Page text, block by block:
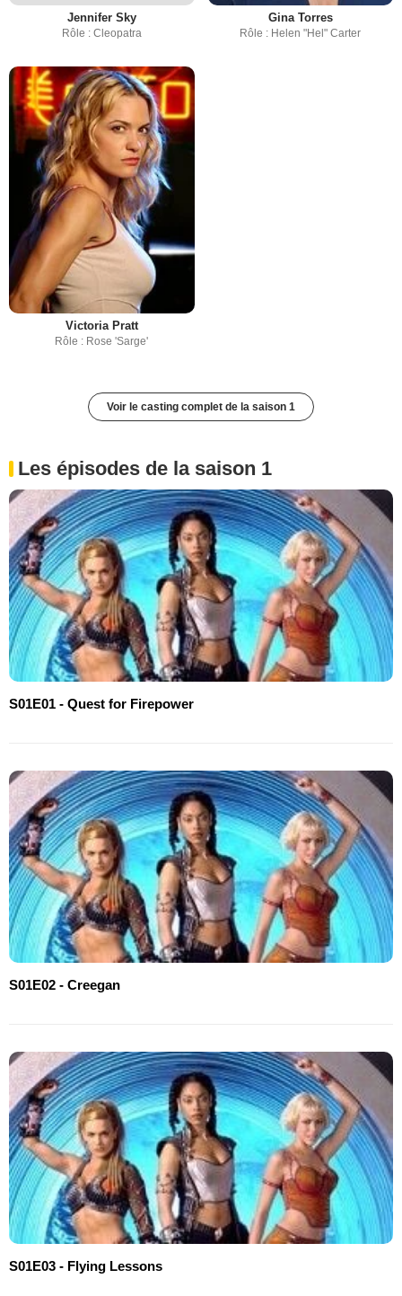
Jennifer Sky
Rôle : Cleopatra
Gina Torres
Rôle : Helen "Hel" Carter
Victoria Pratt
Rôle : Rose 'Sarge'
Voir le casting complet de la saison 1
Les épisodes de la saison 1
S01E01 - Quest for Firepower
S01E02 - Creegan
S01E03 - Flying Lessons